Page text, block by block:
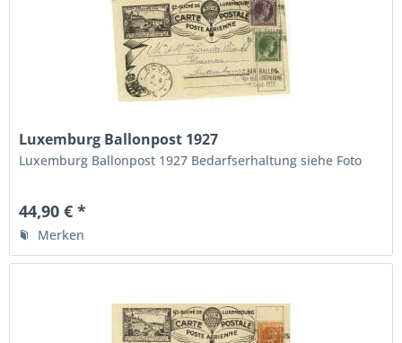
Luxemburg Ballonpost 1927
Luxemburg Ballonpost 1927 Bedarfserhaltung siehe Foto
44,90 € *
Merken